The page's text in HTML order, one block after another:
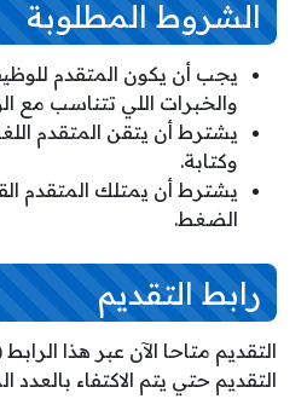
الشروط المطلوبة
يجب أن يكون المتقدم
والخبرات اللي تتناسب مع
يشترط أن يتقن المتقدم
وكتابة.
يشترط أن يمتلك المتقدم
الضغط.
رابط التقديم
التقديم متاحا الآن عبر هذا الرابط
التقديم حتي يتم الاكتفاء بالعدد